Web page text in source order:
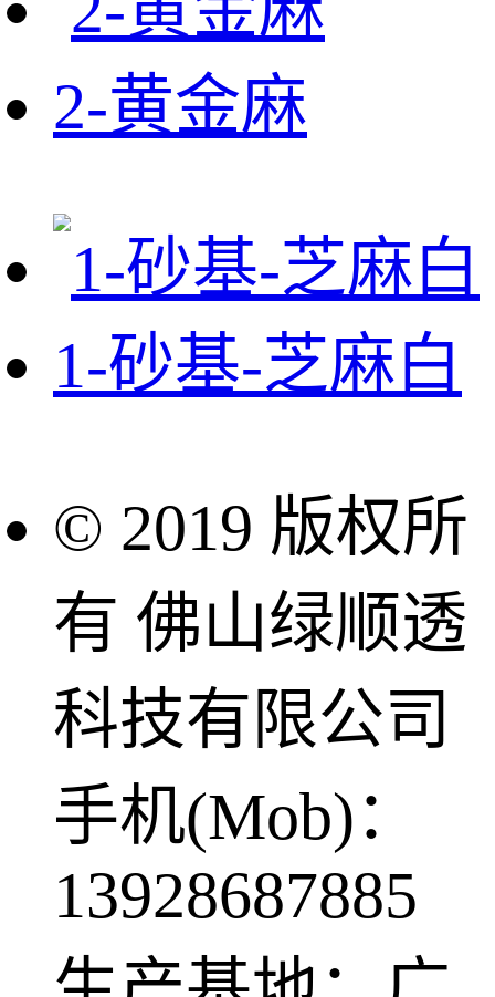
2-黄金麻
1-砂基-芝麻白
© 2019 版权所
有 佛山绿顺透
科技有限公司
手机(Mob)：
13928687885